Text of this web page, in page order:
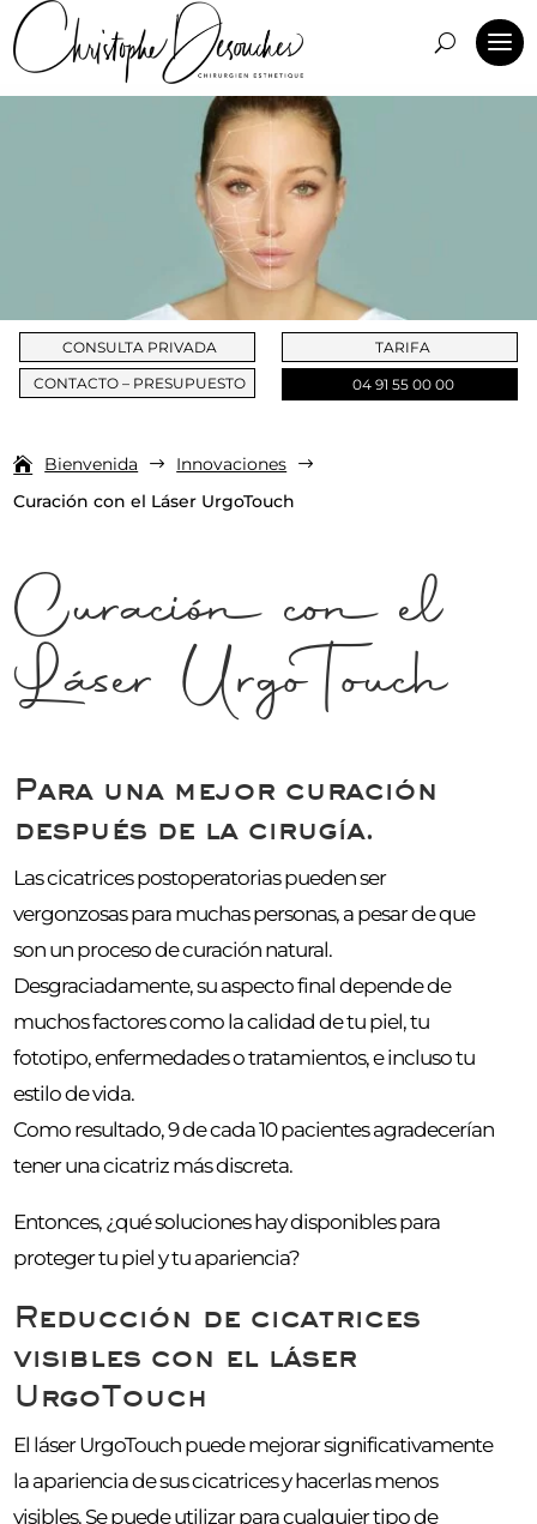
CONSULTA PRIVADA
CONTACTO – PRESUPUESTO
TARIFA
04 91 55 00 00
Bienvenida $ Innovaciones $
Curación con el Láser UrgoTouch
Curación con el
Láser UrgoTouch
Para una mejor curación
después de la cirugía.
Las cicatrices postoperatorias pueden ser
vergonzosas para muchas personas, a pesar de que
son un proceso de curación natural.
Desgraciadamente, su aspecto final depende de
muchos factores como la calidad de tu piel, tu
fototipo, enfermedades o tratamientos, e incluso tu
estilo de vida.
Como resultado, 9 de cada 10 pacientes agradecerían
tener una cicatriz más discreta.
Entonces, ¿qué soluciones hay disponibles para
proteger tu piel y tu apariencia?
Reducción de cicatrices
visibles con el láser
UrgoTouch
El láser UrgoTouch puede mejorar significativamente
la apariencia de sus cicatrices y hacerlas menos
visibles. Se puede utilizar para cualquier tipo de